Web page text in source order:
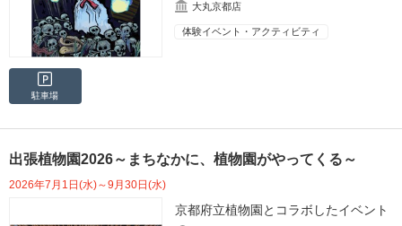
大丸京都店
体験イベント・アクティビティ
駐車場
出張植物園2026～まちなかに、植物園がやってくる～
2026年7月1日(水)～9月30日(水)
京都府立植物園とコラボしたイベント